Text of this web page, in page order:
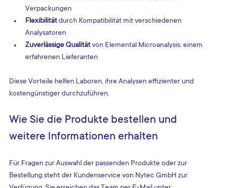
Verpackungen
Flexibilität durch Kompatibilität mit verschiedenen
Analysatoren
Zuverlässige Qualität von Elemental Microanalysis, einem
erfahrenen Lieferanten
Diese Vorteile helfen Laboren, ihre Analysen effizienter und
kostengünstiger durchzuführen.
Wie Sie die Produkte bestellen und
weitere Informationen erhalten
Für Fragen zur Auswahl der passenden Produkte oder zur
Bestellung steht der Kundenservice von Nytec GmbH zur